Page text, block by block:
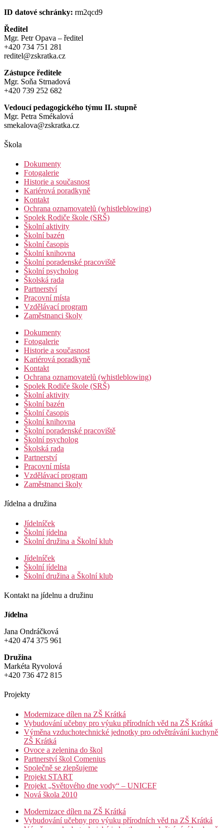
ID datové schránky: rm2qcd9
Ředitel
Mgr. Petr Opava – ředitel
+420 734 751 281
reditel@zskratka.cz
Zástupce ředitele
Mgr. Soňa Strnadová
+420 739 252 682
Vedoucí pedagogického týmu II. stupně
Mgr. Petra Smékalová
smekalova@zskratka.cz
Škola
Dokumenty
Fotogalerie
Historie a současnost
Kariérová poradkyně
Kontakt
Ochrana oznamovatelů (whistleblowing)
Spolek Rodiče škole (SRŠ)
Školní aktivity
Školní bazén
Školní časopis
Školní knihovna
Školní poradenské pracoviště
Školní psycholog
Školská rada
Partnerství
Pracovní místa
Vzdělávací program
Zaměstnanci školy
Dokumenty
Fotogalerie
Historie a současnost
Kariérová poradkyně
Kontakt
Ochrana oznamovatelů (whistleblowing)
Spolek Rodiče škole (SRŠ)
Školní aktivity
Školní bazén
Školní časopis
Školní knihovna
Školní poradenské pracoviště
Školní psycholog
Školská rada
Partnerství
Pracovní místa
Vzdělávací program
Zaměstnanci školy
Jídelna a družina
Jídelníček
Školní jídelna
Školní družina a Školní klub
Jídelníček
Školní jídelna
Školní družina a Školní klub
Kontakt na jídelnu a družinu
Jídelna
Jana Ondráčková
+420 474 375 961
Družina
Markéta Ryvolová
+420 736 472 815
Projekty
Modernizace dílen na ZŠ Krátká
Vybudování učebny pro výuku přírodních věd na ZŠ Krátká
Výměna vzduchotechnické jednotky pro odvětrávání kuchyně
ZŠ Krátká
Ovoce a zelenina do škol
Partnerství škol Comenius
Společně se zlepšujeme
Projekt START
Projekt „Světového dne vody“ – UNICEF
Nová škola 2010
Modernizace dílen na ZŠ Krátká
Vybudování učebny pro výuku přírodních věd na ZŠ Krátká